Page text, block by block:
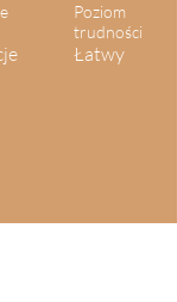
Poziom
trudności
Łatwy